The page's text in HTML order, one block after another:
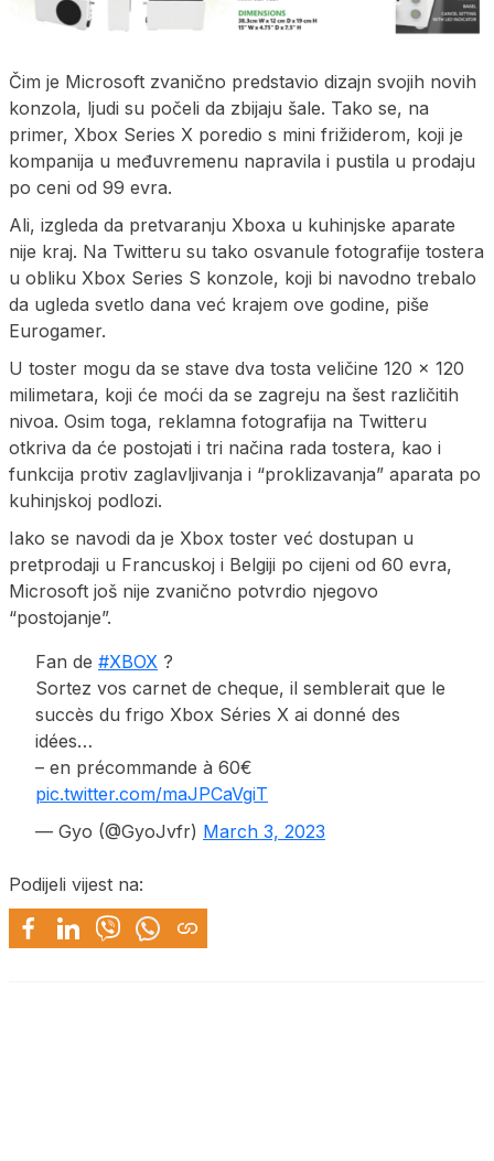
Čim je Microsoft zvanično predstavio dizajn svojih novih
konzola, ljudi su počeli da zbijaju šale. Tako se, na
primer, Xbox Series X poredio s mini frižiderom, koji je
kompanija u međuvremenu napravila i pustila u prodaju
po ceni od 99 evra.
Ali, izgleda da pretvaranju Xboxa u kuhinjske aparate
nije kraj. Na Twitteru su tako osvanule fotografije tostera
u obliku Xbox Series S konzole, koji bi navodno trebalo
da ugleda svetlo dana već krajem ove godine, piše
Eurogamer.
U toster mogu da se stave dva tosta veličine 120 x 120
milimetara, koji će moći da se zagreju na šest različitih
nivoa. Osim toga, reklamna fotografija na Twitteru
otkriva da će postojati i tri načina rada tostera, kao i
funkcija protiv zaglavljivanja i “proklizavanja” aparata po
kuhinjskoj podlozi.
Iako se navodi da je Xbox toster već dostupan u
pretprodaji u Francuskoj i Belgiji po cijeni od 60 evra,
Microsoft još nije zvanično potvrdio njegovo
“postojanje”.
Fan de #XBOX ?
Sortez vos carnet de cheque, il semblerait que le
succès du frigo Xbox Séries X ai donné des
idées…
– en précommande à 60€
pic.twitter.com/maJPCaVgiT
— Gyo (@GyoJvfr) March 3, 2023
Podijeli vijest na: